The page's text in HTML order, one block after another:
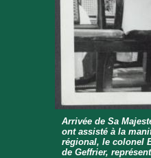
Arrivée de Sa
ont assisté à la
régional, le colonel
de Geffrier,